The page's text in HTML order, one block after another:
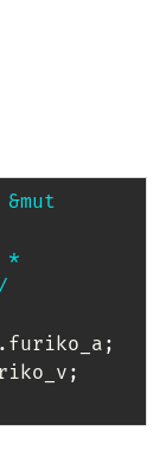
&mut
*
. furiko_a ;
;